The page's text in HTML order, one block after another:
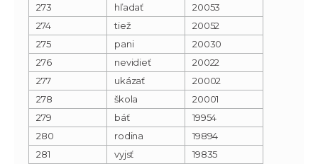
273
hľadať
20053
274
tiež
20052
275
pani
20030
276
nevidieť
20022
277
ukázať
20002
278
škola
20001
279
báť
19954
280
rodina
19894
281
vyjsť
19835